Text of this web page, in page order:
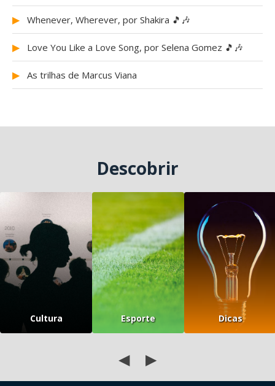
▶ Whenever, Wherever, por Shakira 🎵🎶
▶ Love You Like a Love Song, por Selena Gomez 🎵🎶
▶ As trilhas de Marcus Viana
Descobrir
Cultura Esporte Dicas
◀ ▶